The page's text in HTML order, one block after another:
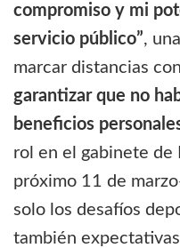
compromiso y mi
servicio público”,
marcar distancias
garantizar que no
beneficios
rol en el gabinete de
próximo 11 de
solo los desafíos
también